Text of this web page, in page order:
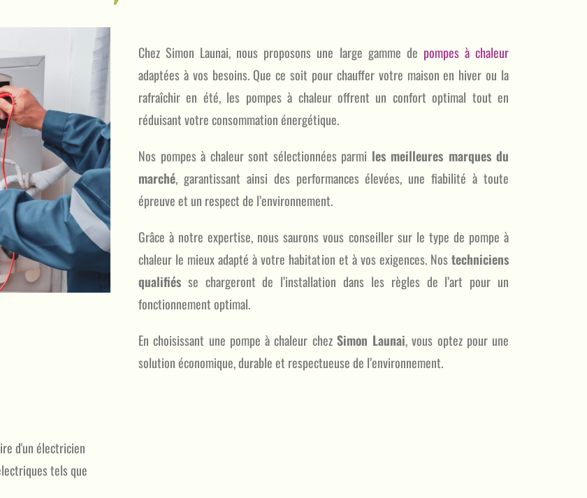
d'un électricien
tels que
Chez Simon Launai, nous proposons une large gamme de pompes à chaleur
adaptées à vos besoins. Que ce soit pour chauffer votre maison en hiver ou la
rafraîchir en été, les pompes à chaleur offrent un confort optimal tout en
réduisant votre consommation énergétique.
Nos pompes à chaleur sont sélectionnées parmi les meilleures marques du
marché, garantissant ainsi des performances élevées, une fiabilité à toute
épreuve et un respect de l’environnement.
Grâce à notre expertise, nous saurons vous conseiller sur le type de pompe à
chaleur le mieux adapté à votre habitation et à vos exigences. Nostechniciens
qualifiés se chargeront de l’installation dans les règles de l’art pour un
fonctionnement optimal.
En choisissant une pompe à chaleur chez Simon Launai, vous optez pour une
solution économique, durable et respectueuse de l’environnement.